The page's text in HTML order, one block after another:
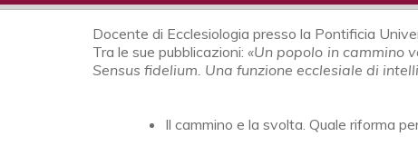
Docente di Ecclesiologia presso la Pontificia
Tra le sue pubblicazioni:«Un popolo in cammino
Sensus fidelium. Una funzione ecclesiale di
Il cammino e la svolta. Quale riforma